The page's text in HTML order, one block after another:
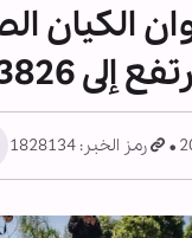
الكيان
3826 شهيدًا
رمز الخبر: 1828134